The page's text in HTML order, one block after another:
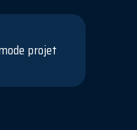
projet